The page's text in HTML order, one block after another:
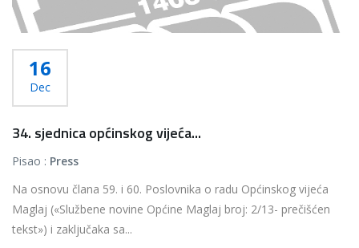
16
Dec
34. sjednica općinskog vijeća...
Pisao : Press
Na osnovu člana 59. i 60. Poslovnika o radu Općinskog vijeća
Maglaj («Službene novine Općine Maglaj broj: 2/13- prečišćen
tekst») i zaključaka sa...